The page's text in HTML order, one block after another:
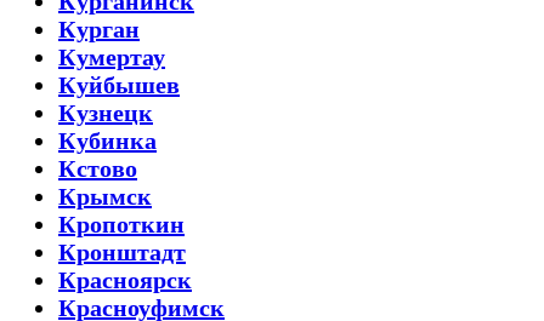
Курган
Кумертау
Куйбышев
Кузнецк
Кубинка
Кстово
Крымск
Кропоткин
Кронштадт
Красноярск
Красноуфимск